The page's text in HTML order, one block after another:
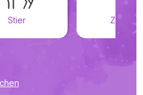
Stier Zwillinge